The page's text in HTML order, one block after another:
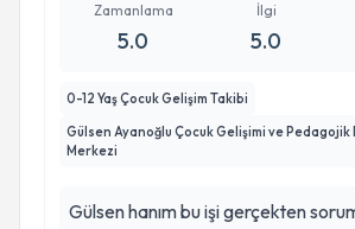
Zamanlama
5.0
İlgi
5.0
0-12 Yaş Çocuk Gelişim Takibi
Gülsen Ayanoğlu Çocuk Gelişimi ve Pedagojik
Merkezi
Gülsen hanım bu işi gerçekten